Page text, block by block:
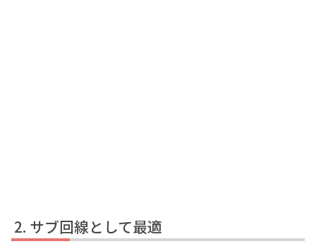
サブ回線として最適